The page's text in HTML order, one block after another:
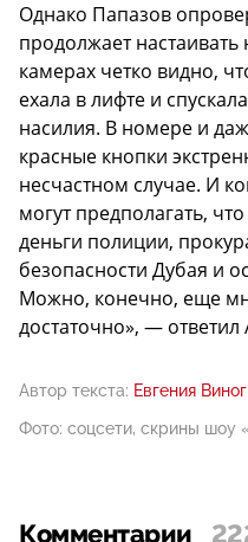
Однако Папазов
продолжает
камерах четко видно,
ехала в лифте и
насилия. В номере и
красные кнопки
несчастном случае. И
могут предполагать,
деньги полиции,
безопасности Дубая и
Можно, конечно, еще
достаточно», —
Автор текста: Евгения
Фото: соцсети, скрины шоу
Комментарии